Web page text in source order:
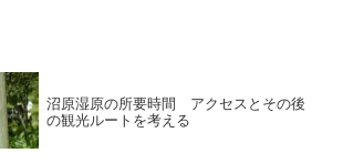
沼原湿原の所要時間 アクセスとその後
の観光ルートを考える